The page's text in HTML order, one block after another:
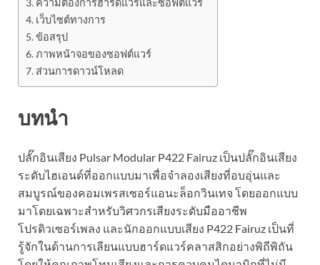
เว็บไซต์ทางการ
ข้อสรุป
ภาพหน้าจอของซอฟต์แวร์
ส่วนการดาวน์โหลด
บทนำ
ปลั๊กอินเสียง Pulsar Modular P422 Fairuz เป็นปลั๊กอินเสียง
ระดับไฮเอนด์ที่ออกแบบมาเพื่อจำลองเสียงที่อบอุ่นและ
สมบูรณ์ของคอมเพรสเซอร์แอนะล็อกวินเทจ โดยออกแบบ
มาโดยเฉพาะสำหรับวิศวกรเสียงระดับมืออาชีพ
โปรดิวเซอร์เพลง และนักออกแบบเสียง P422 Fairuz เป็นที่
รู้จักในด้านการเลียนแบบฮาร์ดแวร์คลาสสิกอย่างพิถีพิถัน